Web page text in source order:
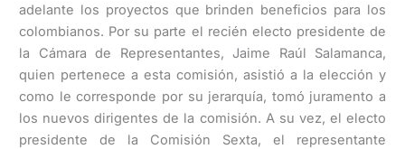
adelante los proyectos que brinden beneficios para los
colombianos. Por su parte el recién electo presidente de
la Cámara de Representantes, Jaime Raúl Salamanca,
quien pertenece a esta comisión, asistió a la elección y
como le corresponde por su jerarquía, tomó juramento a
los nuevos dirigentes de la comisión. A su vez, el electo
presidente de la Comisión Sexta, el representante